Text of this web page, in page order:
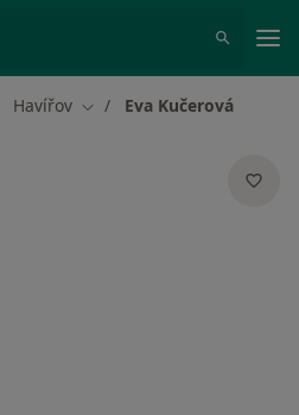
Havířov Změna města
Eva Kučerová